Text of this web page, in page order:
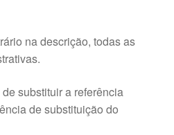
na descrição, todas as
substituir a referência
de substituição do